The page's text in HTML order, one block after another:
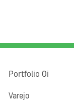
Portfolio Oi
Varejo